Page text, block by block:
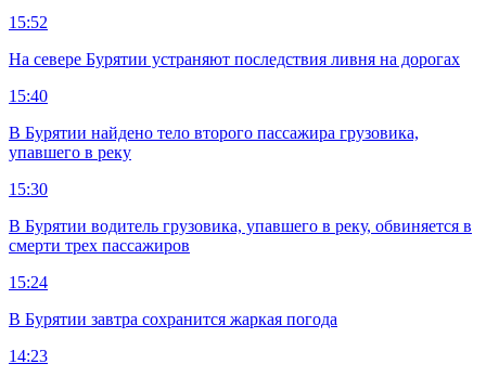
15:52
На севере Бурятии устраняют последствия ливня на дорогах
15:40
В Бурятии найдено тело второго пассажира грузовика,
упавшего в реку
15:30
В Бурятии водитель грузовика, упавшего в реку, обвиняется в
смерти трех пассажиров
15:24
В Бурятии завтра сохранится жаркая погода
14:23